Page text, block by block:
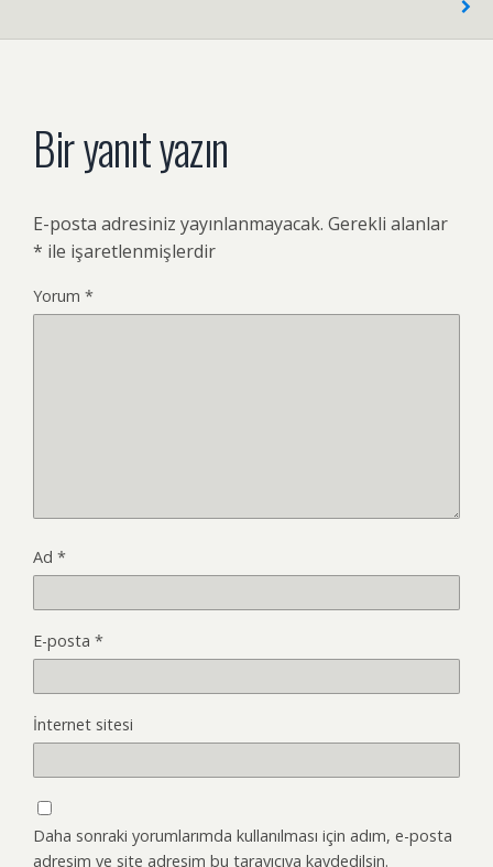
Bir yanıt yazın
E-posta adresiniz yayınlanmayacak. Gerekli alanlar
* ile işaretlenmişlerdir
Yorum *
Ad *
E-posta *
İnternet sitesi
Daha sonraki yorumlarımda kullanılması için adım, e-posta
adresim ve site adresim bu tarayıcıya kaydedilsin.